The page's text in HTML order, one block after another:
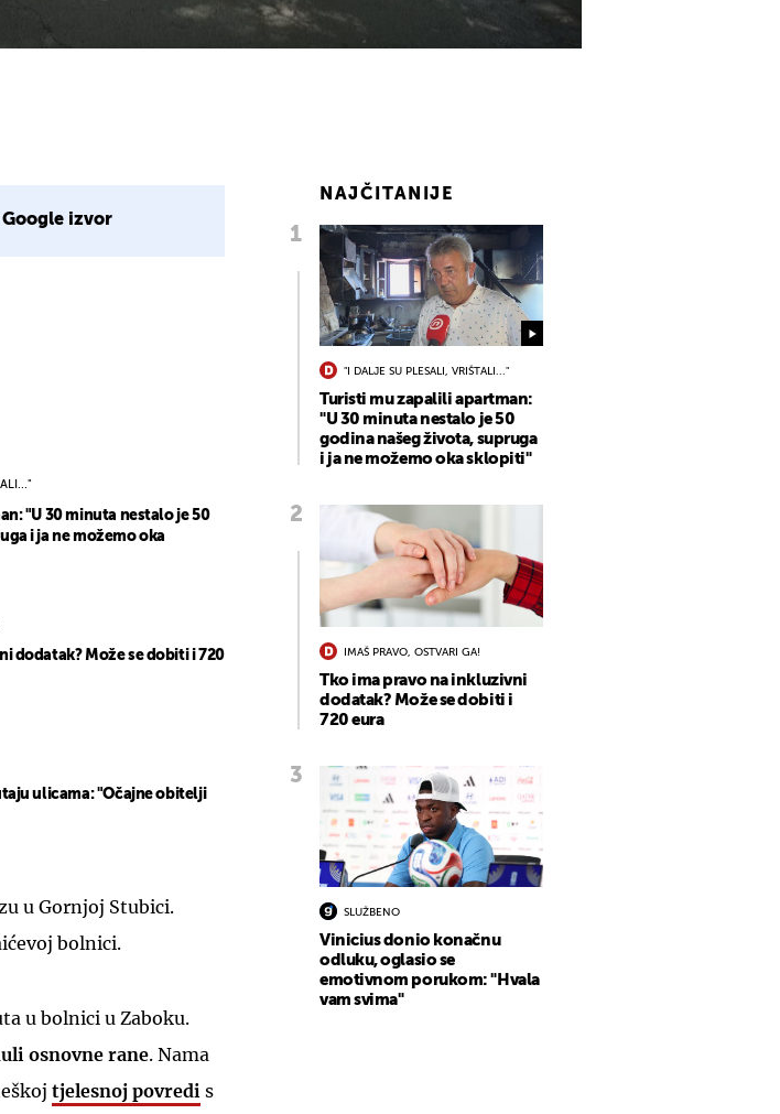
izvor
"U 30 minuta nestalo je 50
i ja ne možemo oka
dodatak? Može se dobiti i 720
ulicama: "Očajne obitelji
u Gornjoj Stubici.
bolnici.
u bolnici u Zaboku.
osnovne rane. Nama
tjelesnoj povredi s
NAJČITANIJE
"I DALJE SU PLESALI, VRIŠTALI..."
Turisti mu zapalili apartman:
"U 30 minuta nestalo je 50
godina našeg života, supruga
i ja ne možemo oka sklopiti"
IMAŠ PRAVO, OSTVARI GA!
Tko ima pravo na inkluzivni
dodatak? Može se dobiti i
720 eura
SLUŽBENO
Vinicius donio konačnu
odluku, oglasio se
emotivnom porukom: "Hvala
vam svima"